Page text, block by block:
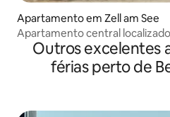
Apartamento em Zell am See
Apartamento central
Outros excelentes
férias perto de